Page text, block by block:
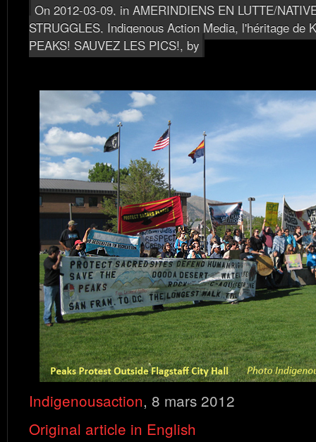
On 2012-03-09, in AMERINDIENS EN LUTTE/
STRUGGLES, Indigenous Action Media, l'héritage de
PEAKS! SAUVEZ LES PICS!, by
Indigenousaction, 8 mars 2012
Original article in English